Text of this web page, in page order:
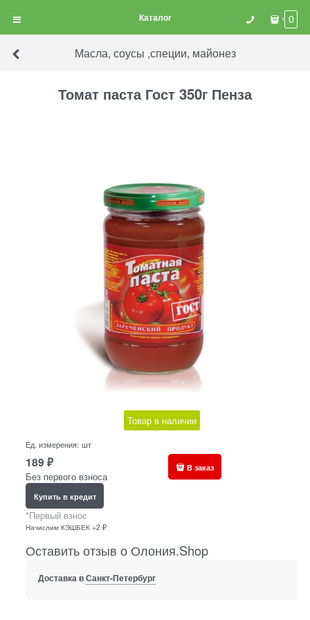
Каталог 0
Масла, соусы ,специи, майонез
Томат паста Гост 350г Пенза
Товар в наличии
Ед. измерения: шт
189 ₽
Без первого взноса
Купить в кредит
*Первый взнос
Начислим КЭШБЕК +2 ₽
В заказ
Оставить отзыв о Олония.Shop
Доставка вСанкт-Петербург